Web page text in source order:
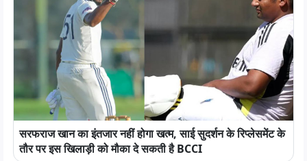
सरफराज खान का इंतजार नहीं होगा खत्म, साई सुदर्शन के रिप्लेसमेंट के
तौर पर इस खिलाड़ी को मौका दे सकती है BCCI